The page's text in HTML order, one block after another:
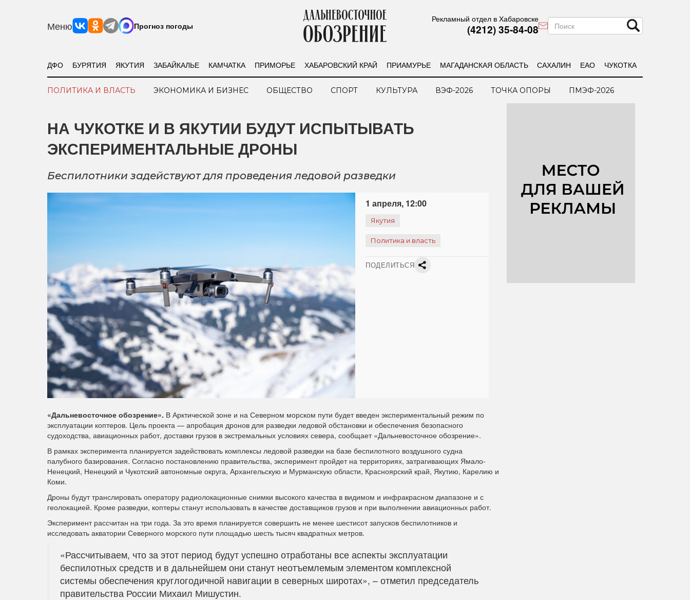
Меню Прогноз погоды
Рекламный отдел в Хабаровске
(4212) 35-84-08
ДФО БУРЯТИЯ ЯКУТИЯ ЗАБАЙКАЛЬЕ КАМЧАТКА ПРИМОРЬЕ ХАБАРОВСКИЙ КРАЙ ПРИАМУРЬЕ МАГАДАНСКАЯ ОБЛАСТЬ САХАЛИН ЕАО ЧУКОТКА
ПОЛИТИКА И ВЛАСТЬ ЭКОНОМИКА И БИЗНЕС ОБЩЕСТВО СПОРТ КУЛЬТУРА ВЭФ-2026 ТОЧКА ОПОРЫ ПМЭФ-2026
НА ЧУКОТКЕ И В ЯКУТИИ БУДУТ ИСПЫТЫВАТЬ
ЭКСПЕРИМЕНТАЛЬНЫЕ ДРОНЫ
Беспилотники задействуют для проведения ледовой разведки
1 апреля, 12:00
Якутия
Политика и власть
ПОДЕЛИТЬСЯ
«Дальневосточное обозрение». В Арктической зоне и на Северном морском пути будет введен экспериментальный режим по
эксплуатации коптеров. Цель проекта — апробация дронов для разведки ледовой обстановки и обеспечения безопасного
судоходства, авиационных работ, доставки грузов в экстремальных условиях севера, сообщает «Дальневосточное обозрение».
В рамках эксперимента планируется задействовать комплексы ледовой разведки на базе беспилотного воздушного судна
палубного базирования. Согласно постановлению правительства, эксперимент пройдет на территориях, затрагивающих Ямало-
Ненецкий, Ненецкий и Чукотский автономные округа, Архангельскую и Мурманскую области, Красноярский край, Якутию, Карелию и
Коми.
Дроны будут транслировать оператору радиолокационные снимки высокого качества в видимом и инфракрасном диапазоне и с
геолокацией. Кроме разведки, коптеры станут использовать в качестве доставщиков грузов и при выполнении авиационных работ.
Эксперимент рассчитан на три года. За это время планируется совершить не менее шестисот запусков беспилотников и
исследовать акватории Северного морского пути площадью шесть тысяч квадратных метров.
«Рассчитываем, что за этот период будут успешно отработаны все аспекты эксплуатации
беспилотных средств и в дальнейшем они станут неотъемлемым элементом комплексной
системы обеспечения круглогодичной навигации в северных широтах», – отметил председатель
правительства России Михаил Мишустин.